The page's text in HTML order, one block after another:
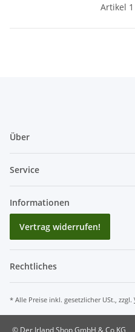
Artikel
Über
Service
Informationen
Vertrag widerrufen!
Rechtliches
* Alle Preise inkl. gesetzlicher USt., zzgl.
© Der Irland Shop GmbH & Co KG